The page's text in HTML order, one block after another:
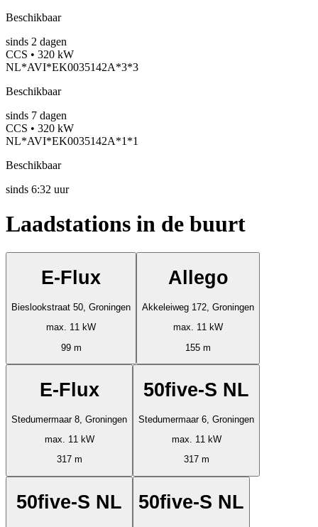
Beschikbaar
sinds 2 dagen
CCS • 320 kW
NL*AVI*EK0035142A*3*3
Beschikbaar
sinds 7 dagen
CCS • 320 kW
NL*AVI*EK0035142A*1*1
Beschikbaar
sinds 6:32 uur
Laadstations in de buurt
E-Flux
Bieslookstraat 50, Groningen
max. 11 kW
99 m
Allego
Akkeleiweg 172, Groningen
max. 11 kW
155 m
E-Flux
Stedumermaar 8, Groningen
max. 11 kW
317 m
50five-S NL
Stedumermaar 6, Groningen
max. 11 kW
317 m
50five-S NL 50five-S NL